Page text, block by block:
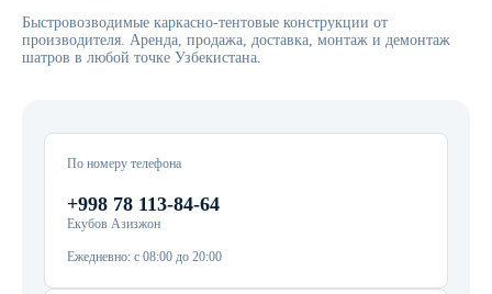
Быстровозводимые каркасно-тентовые конструкции от
производителя. Аренда, продажа, доставка, монтаж и демонтаж
шатров в любой точке Узбекистана.
По номеру телефона
+998 78 113-84-64
Екубов Азизжон
Ежедневно: с 08:00 до 20:00